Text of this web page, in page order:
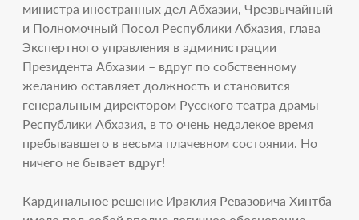
министра иностранных дел Абхазии, Чрезвычайный
и Полномочный Посол Республики Абхазия, глава
Экспертного управления в администрации
Президента Абхазии – вдруг по собственному
желанию оставляет должность и становится
генеральным директором Русского театра драмы
Республики Абхазия, в то очень недалекое время
пребывавшего в весьма плачевном состоянии. Но
ничего не бывает вдруг!
Кардинальное решение Ираклия Ревазовича Хинтба